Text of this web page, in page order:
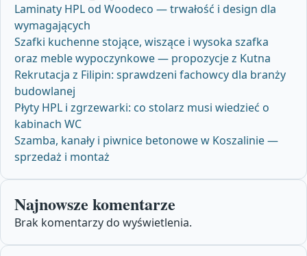
Laminaty HPL od Woodeco — trwałość i design dla
wymagających
Szafki kuchenne stojące, wiszące i wysoka szafka
oraz meble wypoczynkowe — propozycje z Kutna
Rekrutacja z Filipin: sprawdzeni fachowcy dla branży
budowlanej
Płyty HPL i zgrzewarki: co stolarz musi wiedzieć o
kabinach WC
Szamba, kanały i piwnice betonowe w Koszalinie —
sprzedaż i montaż
Najnowsze komentarze
Brak komentarzy do wyświetlenia.